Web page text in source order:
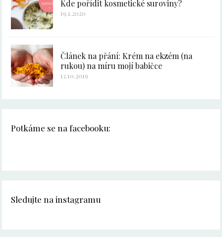
Kde pořídit kosmetické suroviny?
19.1.2020
Článek na přání: Krém na ekzém (na
rukou) na míru mojí babičce
13.10.2019
Potkáme se na facebooku:
Sledujte na instagramu